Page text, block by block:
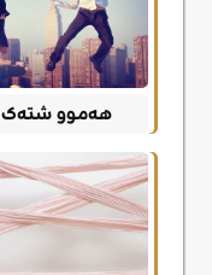
هەموو شتەک